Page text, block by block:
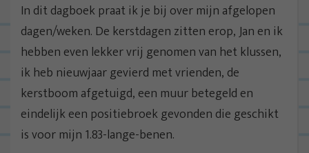
In dit dagboek praat ik je bij over mijn afgelopen
dagen/weken. De kerstdagen zitten erop, Jan en ik
hebben even lekker vrij genomen van het klussen,
ik heb nieuwjaar gevierd met vrienden, de
kerstboom afgetuigd, een muur betegeld en
eindelijk een positiebroek gevonden die geschikt
is voor mijn 1.83-lange-benen.